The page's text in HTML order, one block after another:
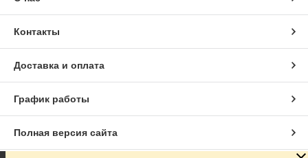
Контакты
Доставка и оплата
График работы
Полная версия сайта